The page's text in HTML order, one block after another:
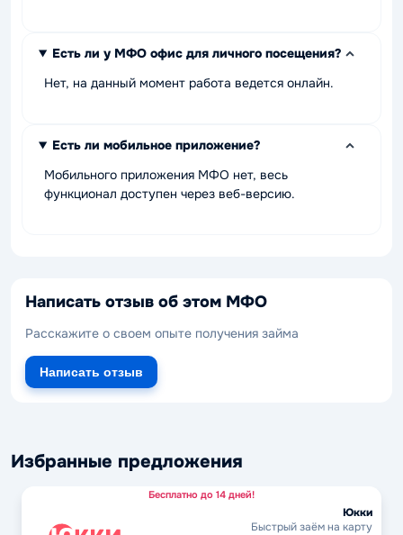
Есть ли у МФО офис для личного посещения?
Нет, на данный момент работа ведется онлайн.
Есть ли мобильное приложение?
Мобильного приложения МФО нет, весь
функционал доступен через веб-версию.
Написать отзыв об этом МФО
Расскажите о своем опыте получения займа
Написать отзыв
Избранные предложения
Бесплатно до 14 дней!
Юкки
Быстрый заём на карту